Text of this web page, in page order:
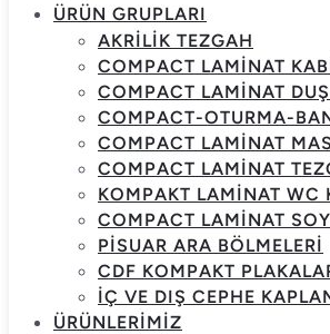
ÜRÜN GRUPLARI
AKRILIK TEZGAH
COMPACT LAMINAT
COMPACT LAMINAT
COMPACT-OTURMA-
COMPACT LAMINAT
COMPACT LAMINAT
KOMPAKT LAMINAT WC
COMPACT LAMINAT
PISUAR ARA BÖLMELERI
CDF KOMPAKT
İÇ VE DIŞ CEPHE
ÜRÜNLERIMIZ